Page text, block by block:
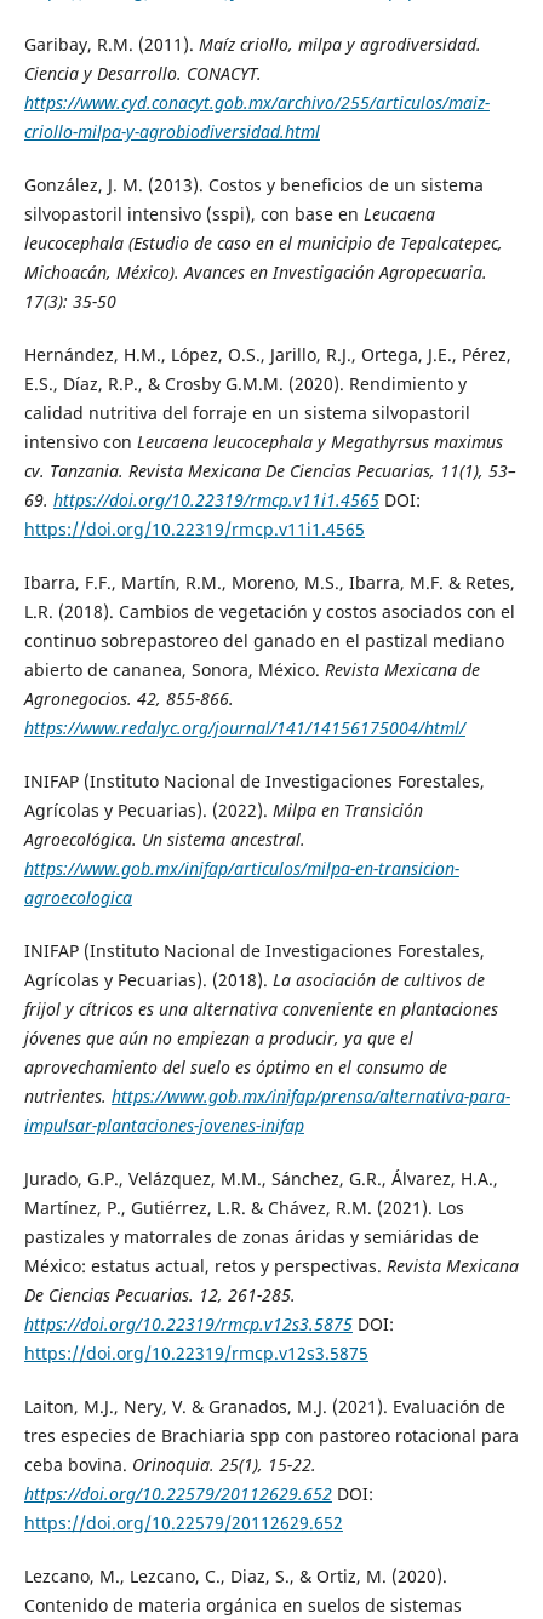
Garibay, R.M. (2011). Maíz criollo, milpa y agrodiversidad.
Ciencia y Desarrollo. CONACYT.
https://www.cyd.conacyt.gob.mx/archivo/255/articulos/maiz-
criollo-milpa-y-agrobiodiversidad.html
González, J. M. (2013). Costos y beneficios de un sistema
silvopastoril intensivo (sspi), con base en Leucaena
leucocephala(Estudio de caso en el municipio de Tepalcatepec,
Michoacán, México).Avances en Investigación Agropecuaria.
17(3): 35-50
Hernández, H.M., López, O.S., Jarillo, R.J., Ortega, J.E., Pérez,
E.S., Díaz, R.P., & Crosby G.M.M. (2020). Rendimiento y
calidad nutritiva del forraje en un sistema silvopastoril
intensivo con Leucaena leucocephalay Megathyrsus maximus
cv. Tanzania. Revista Mexicana De Ciencias Pecuarias, 11(1), 53–
69. https://doi.org/10.22319/rmcp.v11i1.4565DOI:
https://doi.org/10.22319/rmcp.v11i1.4565
Ibarra, F.F., Martín, R.M., Moreno, M.S., Ibarra, M.F. & Retes,
L.R. (2018). Cambios de vegetación y costos asociados con el
continuo sobrepastoreo del ganado en el pastizal mediano
abierto de cananea, Sonora, México. Revista Mexicana de
Agronegocios. 42, 855-866.
https://www.redalyc.org/journal/141/14156175004/html/
INIFAP (Instituto Nacional de Investigaciones Forestales,
Agrícolas y Pecuarias). (2022). Milpa en Transición
Agroecológica. Un sistema ancestral.
https://www.gob.mx/inifap/articulos/milpa-en-transicion-
agroecologica
INIFAP (Instituto Nacional de Investigaciones Forestales,
Agrícolas y Pecuarias). (2018). La asociación de cultivos de
frijol y cítricos es una alternativa conveniente en plantaciones
jóvenes que aún no empiezan a producir, ya que el
aprovechamiento del suelo es óptimo en el consumo de
nutrientes. https://www.gob.mx/inifap/prensa/alternativa-para-
impulsar-plantaciones-jovenes-inifap
Jurado, G.P., Velázquez, M.M., Sánchez, G.R., Álvarez, H.A.,
Martínez, P., Gutiérrez, L.R. & Chávez, R.M. (2021). Los
pastizales y matorrales de zonas áridas y semiáridas de
México: estatus actual, retos y perspectivas. Revista Mexicana
De Ciencias Pecuarias. 12, 261-285.
https://doi.org/10.22319/rmcp.v12s3.5875DOI:
https://doi.org/10.22319/rmcp.v12s3.5875
Laiton, M.J., Nery, V. & Granados, M.J. (2021). Evaluación de
tres especies de Brachiaria spp con pastoreo rotacional para
ceba bovina. Orinoquia. 25(1), 15-22.
https://doi.org/10.22579/20112629.652DOI:
https://doi.org/10.22579/20112629.652
Lezcano, M., Lezcano, C., Diaz, S., & Ortiz, M. (2020).
Contenido de materia orgánica en suelos de sistemas